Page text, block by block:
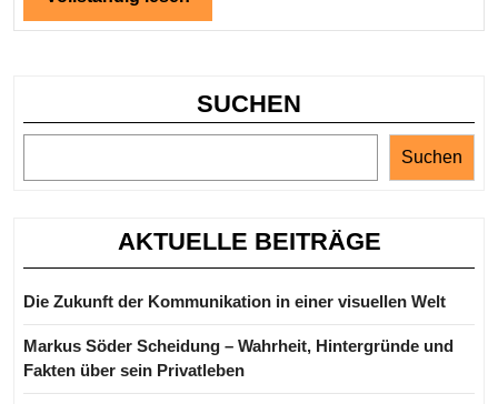
erklärt
lesen
SUCHEN
Suchen
AKTUELLE BEITRÄGE
Die Zukunft der Kommunikation in einer visuellen Welt
Markus Söder Scheidung – Wahrheit, Hintergründe und
Fakten über sein Privatleben